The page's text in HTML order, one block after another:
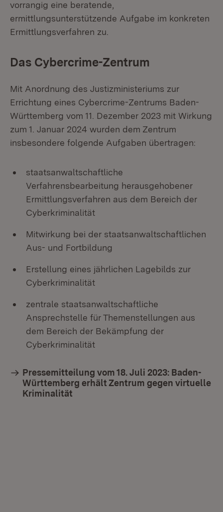
vorrangig eine beratende,
ermittlungsunterstützende Aufgabe im konkreten
Ermittlungsverfahren zu.
Das Cybercrime-Zentrum
Mit Anordnung des Justizministeriums zur
Errichtung eines Cybercrime-Zentrums Baden-
Württemberg vom 11. Dezember 2023 mit Wirkung
zum 1. Januar 2024 wurden dem Zentrum
insbesondere folgende Aufgaben übertragen:
staatsanwaltschaftliche
Verfahrensbearbeitung herausgehobener
Ermittlungsverfahren aus dem Bereich der
Cyberkriminalität
Mitwirkung bei der staatsanwaltschaftlichen
Aus- und Fortbildung
Erstellung eines jährlichen Lagebilds zur
Cyberkriminalität
zentrale staatsanwaltschaftliche
Ansprechstelle für Themenstellungen aus
dem Bereich der Bekämpfung der
Cyberkriminalität
Pressemitteilung vom 18. Juli 2023: Baden-
Württemberg erhält Zentrum gegen virtuelle
Kriminalität